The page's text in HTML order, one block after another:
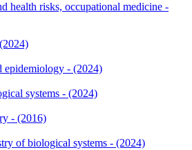
health risks, occupational medicine -
epidemiology - (2024)
systems - (2024)
- (2016)
of biological systems - (2024)